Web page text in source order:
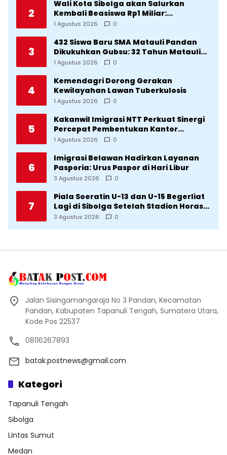
2
Wali Kota Sibolga akan Salurkan
Kembali Beasiswa Rp1 Miliar:
Diproritaskan Mahasiswa Korban
1 Agustus 2026 0
3
432 Siswa Baru SMA Matauli Pandan
Dikukuhkan Gubsu: 32 Tahun Matauli
Cetak SDM Unggul
1 Agustus 2026 0
4
Kemendagri Dorong Gerakan
Kewilayahan Lawan Tuberkulosis
1 Agustus 2026 0
5
Kakanwil Imigrasi NTT Perkuat Sinergi
Percepat Pembentukan Kantor
Imigrasi Sumba Timur
1 Agustus 2026 0
6
Imigrasi Belawan Hadirkan Layanan
Pasporia: Urus Paspor di Hari Libur
3 Agustus 2026 0
7
Piala Soeratin U-13 dan U-15 Begerliat
Lagi di Sibolga Setelah Stadion Horas
Direvitalisasi Wali Kota
3 Agustus 2026 0
Jalan Sisingamangaraja No 3 Pandan, Kecamatan
Pandan, Kabupaten Tapanuli Tengah, Sumatera Utara,
Kode Pos 22537
08116267893
batak.postnews@gmail.com
Kategori
Tapanuli Tengah
Sibolga
Lintas Sumut
Medan